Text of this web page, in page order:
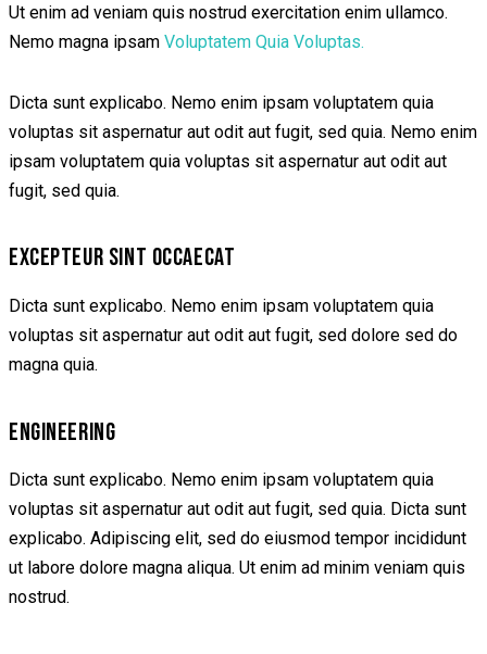
Ut enim ad veniam quis nostrud exercitation enim ullamco.
Nemo magna ipsam Voluptatem Quia Voluptas.
Dicta sunt explicabo. Nemo enim ipsam voluptatem quia
voluptas sit aspernatur aut odit aut fugit, sed quia. Nemo enim
ipsam voluptatem quia voluptas sit aspernatur aut odit aut
fugit, sed quia.
EXCEPTEUR SINT OCCAECAT
Dicta sunt explicabo. Nemo enim ipsam voluptatem quia
voluptas sit aspernatur aut odit aut fugit, sed dolore sed do
magna quia.
ENGINEERING
Dicta sunt explicabo. Nemo enim ipsam voluptatem quia
voluptas sit aspernatur aut odit aut fugit, sed quia. Dicta sunt
explicabo. Adipiscing elit, sed do eiusmod tempor incididunt
ut labore dolore magna aliqua. Ut enim ad minim veniam quis
nostrud.